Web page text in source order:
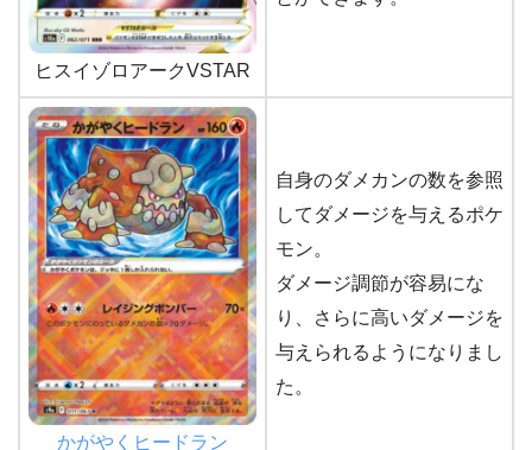
ヒスイゾロアークVSTAR
かがやくヒードラン
自身のダメカンの数を参照
してダメージを与えるポケ
モン。
ダメージ調節が容易にな
り、さらに高いダメージを
与えられるようになりまし
た。